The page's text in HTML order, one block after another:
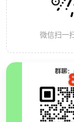
微信扫一